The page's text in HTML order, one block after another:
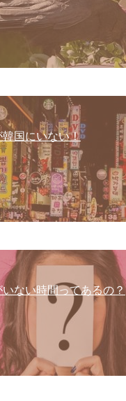
韓国にいない！
いない時間ってあるの？